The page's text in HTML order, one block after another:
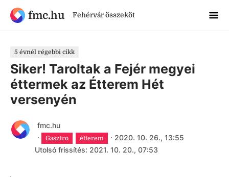
fmc.hu Fehérvár összeköt
5 évnél régebbi cikk
Siker! Taroltak a Fejér megyei
éttermek az Étterem Hét
versenyén
fmc.hu
·
Gasztro étterem · 2020. 10. 26., 13:55
Utolsó frissítés: 2021. 10. 20., 07:53